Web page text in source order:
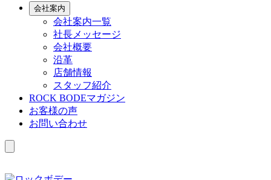
会社案内
会社案内一覧
社長メッセージ
会社概要
沿革
店舗情報
スタッフ紹介
ROCK BODEマガジン
お客様の声
お問い合わせ